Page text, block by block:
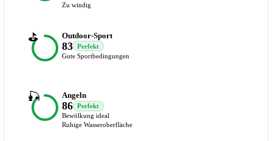
Zu windig
⛳ Outdoor-Sport
83
Perfekt
Gute Sportbedingungen
🎣 Angeln
86
Perfekt
Bewölkung ideal
Ruhige Wasseroberfläche